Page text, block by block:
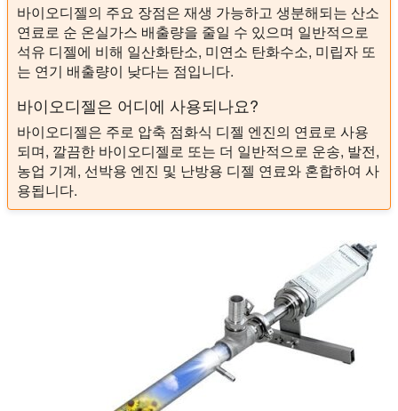
바이오디젤의 주요 장점은 재생 가능하고 생분해되는 산소
연료로 순 온실가스 배출량을 줄일 수 있으며 일반적으로
석유 디젤에 비해 일산화탄소, 미연소 탄화수소, 미립자 또
는 연기 배출량이 낮다는 점입니다.
바이오디젤은 어디에 사용되나요?
바이오디젤은 주로 압축 점화식 디젤 엔진의 연료로 사용
되며, 깔끔한 바이오디젤로 또는 더 일반적으로 운송, 발전,
농업 기계, 선박용 엔진 및 난방용 디젤 연료와 혼합하여 사
용됩니다.